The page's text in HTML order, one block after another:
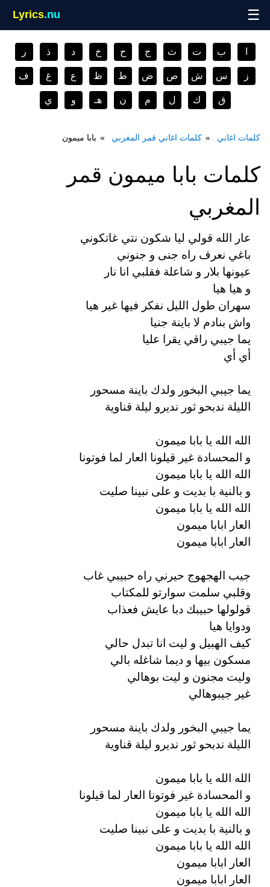
Lyrics.nu ☰
ب ت ث ج ح خ د ذ ر
ز س ش ص ض ط ظ ع غ ف
ق ك ل م ن هـ و ي
كلمات اغاني كلمات اغاني قمر المغربي بابا ميمون
كلمات بابا ميمون قمر
المغربي
عار الله قولي ليا شكون نتي غاتكوني
باغي نعرف راه جنى و جنوني
عيونها بلار و شاعلة فقلبي انا نار
و هيا هيا
سهران طول الليل نفكر فيها غير هيا
واش بنادم لا باينة جنيا
يما جيبي راقي يقرا عليا
أي أي
يما جيبي البخور ولدك باينة مسحور
الليلة ندبحو ثور نديرو ليلة قناوية
الله الله يا بابا ميمون
و المحسادة غير قيلونا العار لما فوتونا
الله الله يا بابا ميمون
و بالنية با بديت و على نبينا صليت
الله الله يا بابا ميمون
العار ابابا ميمون
العار ابابا ميمون
جيب الهجهوج حيرني راه حبيبي غاب
وقلبي سلمت سوارتو للمكتاب
قولولها حبيبك دبا عايش فعذاب
ودوايا هيا
كيف الهبيل و ليت انا تبدل حالي
مسكون بيها و ديما شاغله بالي
وليت مجنون و ليت بوهالي
غير جيبوهالي
يما جيبي البخور ولدك باينة مسحور
الليلة ندبحو ثور نديرو ليلة قناوية
الله الله يا بابا ميمون
و المحسادة غير فوتونا العار لما قيلونا
الله الله يا بابا ميمون
و بالنية با بديت و على نبينا صليت
الله الله يا بابا ميمون
العار ابابا ميمون
العار ابابا ميمون